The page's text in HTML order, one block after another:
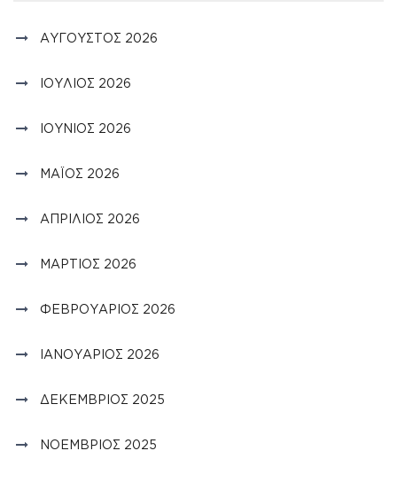
ΑΎΓΟΥΣΤΟΣ 2026
ΙΟΎΛΙΟΣ 2026
ΙΟΎΝΙΟΣ 2026
ΜΆΙΟΣ 2026
ΑΠΡΊΛΙΟΣ 2026
ΜΆΡΤΙΟΣ 2026
ΦΕΒΡΟΥΆΡΙΟΣ 2026
ΙΑΝΟΥΆΡΙΟΣ 2026
ΔΕΚΈΜΒΡΙΟΣ 2025
ΝΟΈΜΒΡΙΟΣ 2025